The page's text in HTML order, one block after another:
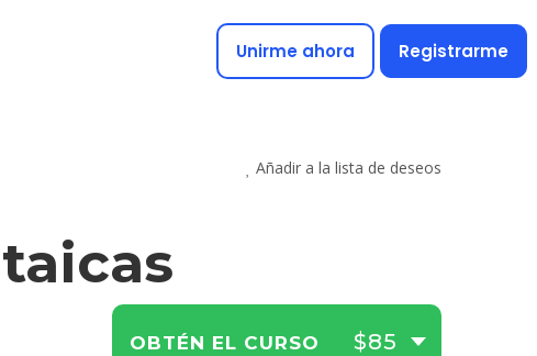
Unirme ahora Registrarme
Añadir a la lista de deseos
OBTÉN EL CURSO $85